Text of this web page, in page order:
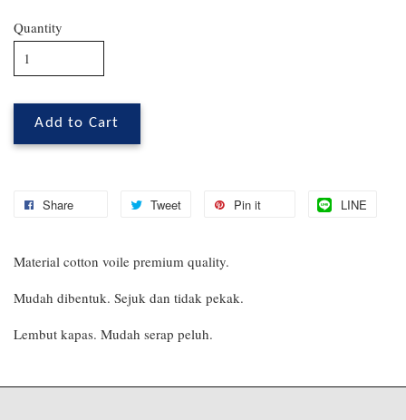
Quantity
Add to Cart
Share Tweet Pin it LINE
Material cotton voile premium quality.
Mudah dibentuk. Sejuk dan tidak pekak.
Lembut kapas. Mudah serap peluh.